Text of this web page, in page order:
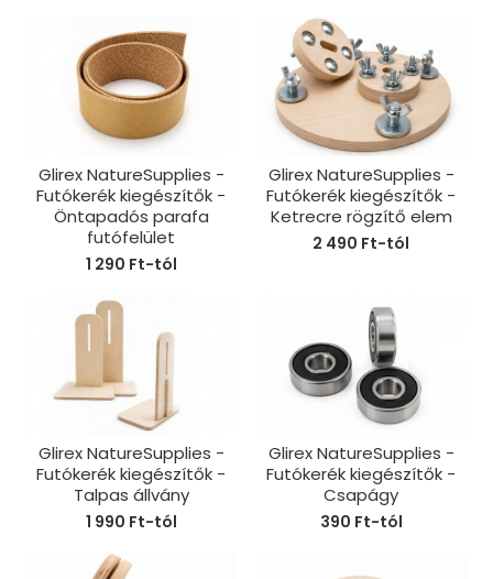
Glirex NatureSupplies -
Futókerék kiegészítők -
Öntapadós parafa
futófelület
1 290 Ft-tól
Glirex NatureSupplies -
Futókerék kiegészítők -
Ketrecre rögzítő elem
2 490 Ft-tól
Glirex NatureSupplies -
Futókerék kiegészítők -
Talpas állvány
1 990 Ft-tól
Glirex NatureSupplies -
Futókerék kiegészítők -
Csapágy
390 Ft-tól